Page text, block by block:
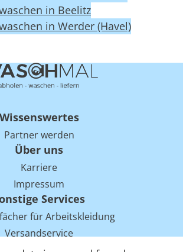
in Beelitz
in Werder (Havel)
Wissenswertes
Partner werden
Über uns
Karriere
Impressum
Services
für Arbeitskleidung
Versandservice